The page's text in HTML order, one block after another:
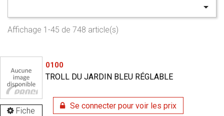

Affichage 1-45 de 748 article(s)
Fiche
0100
TROLL DU JARDIN BLEU RÉGLABLE
Se connecter pour voir les prix